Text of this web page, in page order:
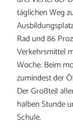
täglichen Weg
Rad und 86
Verkehrsmittel
Woche. Beim
zumindest der
Der Großteil
halben Stunde
Schule.